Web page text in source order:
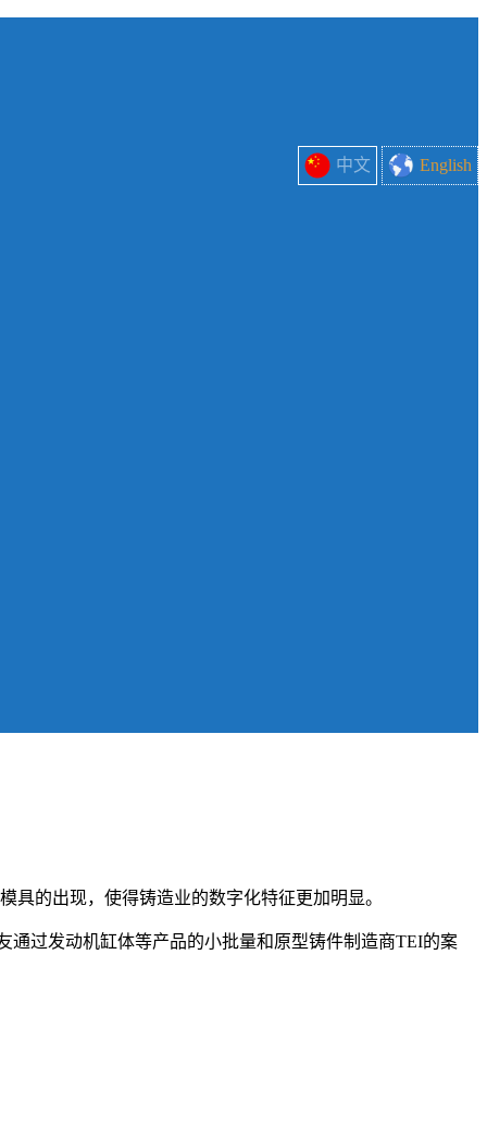
中文 English
的出现，使得铸造业的数字化特征更加明显。
过发动机缸体等产品的小批量和原型铸件制造商TEI的案